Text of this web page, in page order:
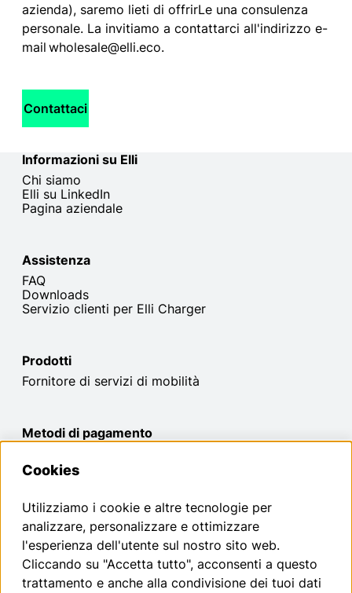
azienda), saremo lieti di offrirLe una consulenza
personale. La invitiamo a contattarci all'indirizzo e-
mail wholesale@elli.eco.
Contattaci
Informazioni su Elli
Chi siamo
Elli su LinkedIn
Pagina aziendale
Assistenza
FAQ
Downloads
Servizio clienti per Elli Charger
Prodotti
Fornitore di servizi di mobilità
Metodi di pagamento
Puoi richiedere il recesso dal tuo contratto qui, entro i
termini previsti dalla legge.
Recedi dal contratto
Cookies
Utilizziamo i cookie e altre tecnologie per
analizzare, personalizzare e ottimizzare
l'esperienza dell'utente sul nostro sito web.
Cliccando su "Accetta tutto", acconsenti a questo
trattamento e anche alla condivisione dei tuoi dati